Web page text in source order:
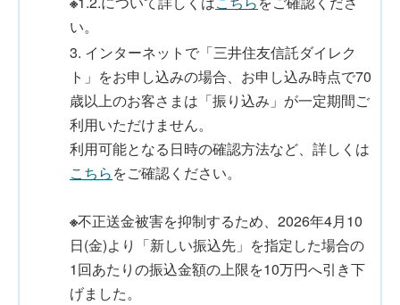
い。
3. インターネットで「三井住友信託ダイレク
ト」をお申し込みの場合、お申し込み時点で70
歳以上のお客さまは「振り込み」が一定期間ご
利用いただけません。
利用可能となる日時の確認方法など、詳しくは
こちらをご確認ください。
※不正送金被害を抑制するため、2026年4月10
日(金)より「新しい振込先」を指定した場合の
1回あたりの振込金額の上限を10万円へ引き下
げました。